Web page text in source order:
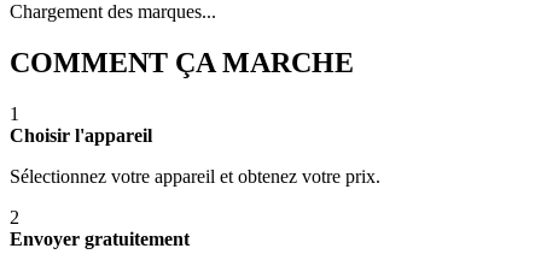
Chargement des marques...
COMMENT ÇA MARCHE
1
Choisir l'appareil
Sélectionnez votre appareil et obtenez votre prix.
2
Envoyer gratuitement